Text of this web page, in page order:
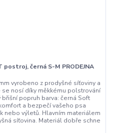
postroj, černá S-M PRODEJNA
vyrobeno z prodyšné síťoviny a
nosí díky měkkému polstrování
popruh barva: černá Soft
a bezpečí vašeho psa
nebo výletů. Hlavním materiálem
síťovina. Materiál dobře schne